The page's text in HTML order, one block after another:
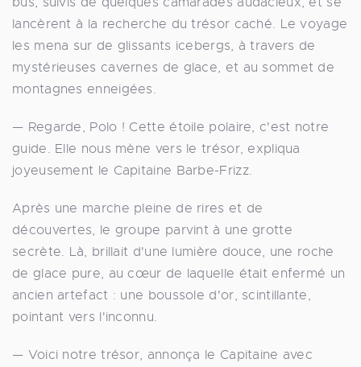
lancèrent à la recherche du trésor caché. Le voyage
les mena sur de glissants icebergs, à travers de
mystérieuses cavernes de glace, et au sommet de
montagnes enneigées.
— Regarde, Polo ! Cette étoile polaire, c'est notre
guide. Elle nous mène vers le trésor, expliqua
joyeusement le Capitaine Barbe-Frizz.
Après une marche pleine de rires et de
découvertes, le groupe parvint à une grotte
secrète. Là, brillait d'une lumière douce, une roche
de glace pure, au cœur de laquelle était enfermé un
ancien artefact : une boussole d'or, scintillante,
pointant vers l'inconnu.
— Voici notre trésor, annonça le Capitaine avec